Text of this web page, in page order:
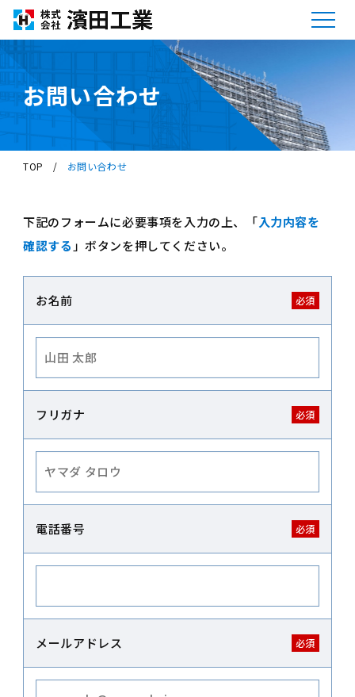
お問い合わせ
TOP / お問い合わせ
下記のフォームに必要事項を入力の上、「入力内容を
確認する 」ボタンを押してください。
お名前
フリガナ
電話番号
メールアドレス